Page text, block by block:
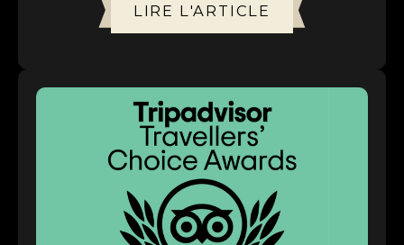
LIRE L'ARTICLE